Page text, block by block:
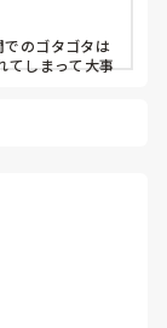
のゴタゴタは
てしまって大事
ってきたり対